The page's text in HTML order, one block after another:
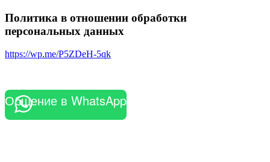
Политика в отношении обработки
персональных данных
https://wp.me/P5ZDeH-5qk
Общение в WhatsApp